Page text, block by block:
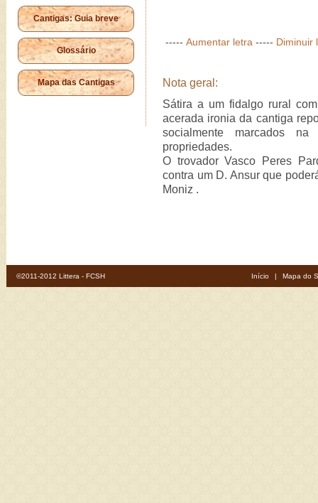
Cantigas: Guia breve
Glossário
Mapa das Cantigas
----- Aumentar letra ----- Diminuir
Nota geral:
Sátira a um fidalgo rural
acerada ironia da cantiga
socialmente marcados
propriedades.
O trovador Vasco Peres
contra um D. Ansur que
Moniz .
©2011-2012 Littera - FCSH Início | Mapa do